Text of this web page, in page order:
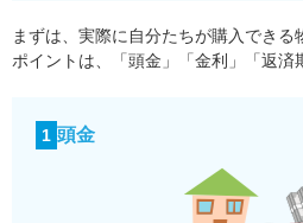
まずは、実際に自分たちが購入できる
ポイントは、「頭金」「金利」「返済
1 頭金